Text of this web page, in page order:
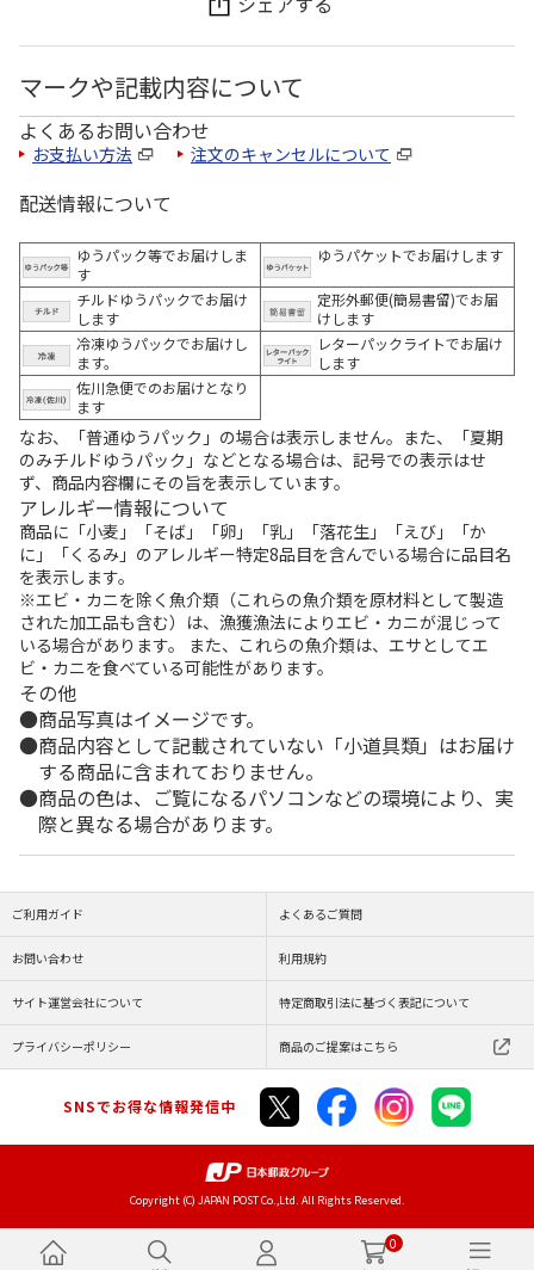
0
マークや記載内容について
よくあるお問い合わせ
お支払い方法 注文のキャンセルについて
配送情報について
ゆうパック等でお届けしま
す
ゆうパケットでお届けします
チルドゆうパックでお届け
します
定形外郵便(簡易書留)でお届
けします
冷凍ゆうパックでお届けし
ます。
レターパックライトでお届け
します
佐川急便でのお届けとなり
ます
なお、「普通ゆうパック」の場合は表示しません。また、「夏期
のみチルドゆうパック」などとなる場合は、記号での表示はせ
ず、商品内容欄にその旨を表示しています。
アレルギー情報について
商品に「小麦」「そば」「卵」「乳」「落花生」「えび」「か
に」「くるみ」のアレルギー特定8品目を含んでいる場合に品目名
を表示します。
※エビ・カニを除く魚介類（これらの魚介類を原材料として製造
された加工品も含む）は、漁獲漁法によりエビ・カニが混じって
いる場合があります。 また、これらの魚介類は、エサとしてエ
ビ・カニを食べている可能性があります。
その他
商品写真はイメージです。
商品内容として記載されていない「小道具類」はお届け
する商品に含まれておりません。
商品の色は、ご覧になるパソコンなどの環境により、実
際と異なる場合があります。
ご利用ガイド よくあるご質問
お問い合わせ 利用規約
サイト運営会社について 特定商取引法に基づく表記について
プライバシーポリシー 商品のご提案はこちら
SNSでお得な情報発信中
Copyright (C) JAPAN POST Co.,Ltd. All Rights Reserved.